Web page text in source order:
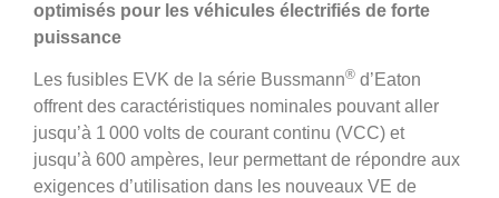
optimisés pour les véhicules électrifiés de forte
puissance
Les fusibles EVK de la série Bussmann® d’Eaton
offrent des caractéristiques nominales pouvant aller
jusqu’à 1 000 volts de courant continu (VCC) et
jusqu’à 600 ampères, leur permettant de répondre aux
exigences d’utilisation dans les nouveaux VE de